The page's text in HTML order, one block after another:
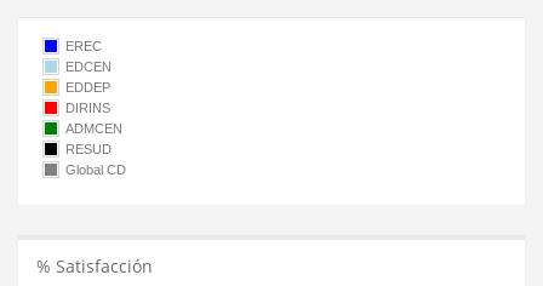
EREC
EDCEN
EDDEP
DIRINS
ADMCEN
RESUD
Global CD
% Satisfacción